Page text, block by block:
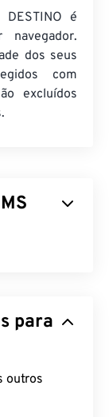
é
dos seus
com
excluídos
por um
é
por
7), o
para
outros